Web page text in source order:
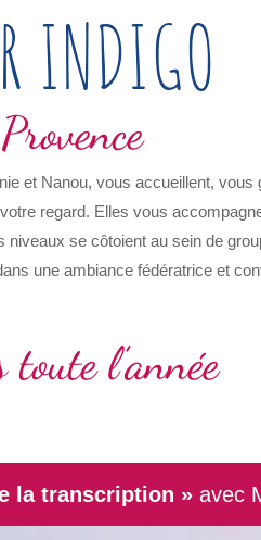
INDIGO
et Nanou, vous accueillent,
regard. Elles vous
se côtoient au sein de
une ambiance fédératrice et
l’année
la transcription » avec